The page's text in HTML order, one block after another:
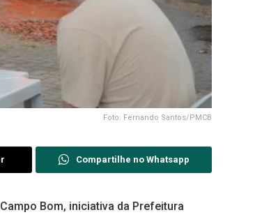
Foto: Fernando Santos/PMCB
Compartilhe no Whatsapp
Bom, iniciativa da Prefeitura